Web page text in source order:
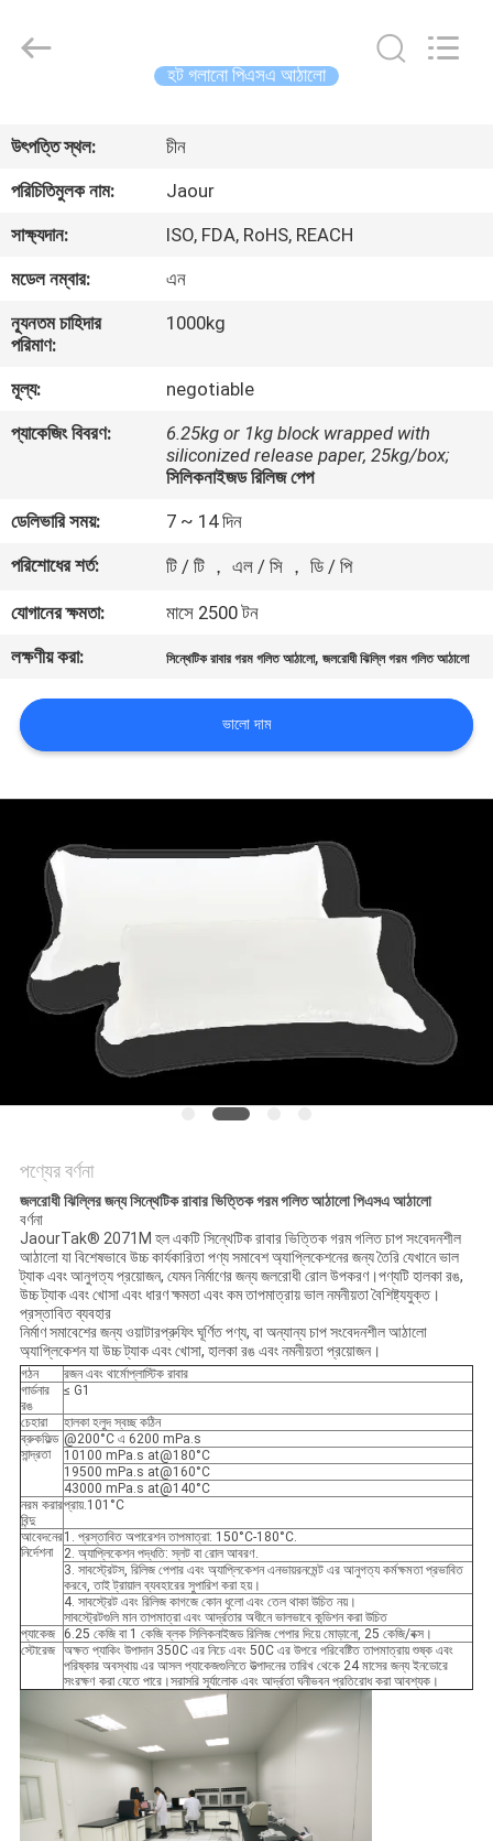
পণ্য
সম্পর্কে
ভ্রমণ
নিয়ন্ত্রণ
সাথে
যোগাযোগ
করুন
মামলা
একটি
উদ্ধৃতি
অনুরোধ
ম্যাপ
গোপনীয়তা
নীতি
Adhesive
Products
হট গলানো পিএসএ আঠালো
উৎপত্তি স্থল:
চীন
পরিচিতিমুলক নাম:
Jaour
সাক্ষ্যদান:
ISO, FDA, RoHS, REACH
মডেল নম্বার:
এন
ন্যূনতম চাহিদার
পরিমাণ:
1000kg
মূল্য:
negotiable
প্যাকেজিং বিবরণ:
6.25kg or 1kg block wrapped with
siliconized release paper, 25kg/box;
সিলিকনাইজড রিলিজ পেপ
ডেলিভারি সময়:
7 ~ 14 দিন
পরিশোধের শর্ত:
টি / টি ， এল / সি ， ডি / পি
যোগানের ক্ষমতা:
মাসে 2500 টন
লক্ষণীয় করা:
সিন্থেটিক রাবার গরম গলিত আঠালো,জলরোধী ঝিল্লি গরম গলিত আঠালো
ভালো দাম
পণ্যের বর্ণনা
জলরোধী ঝিল্লির জন্য সিন্থেটিক রাবার ভিত্তিক গরম গলিত আঠালো পিএসএ আঠালো
বর্ণনা
JaourTak® 2071M হল একটি সিন্থেটিক রাবার ভিত্তিক গরম গলিত চাপ সংবেদনশীল
আঠালো যা বিশেষভাবে উচ্চ কার্যকারিতা পণ্য সমাবেশ অ্যাপ্লিকেশনের জন্য তৈরি যেখানে ভাল
ট্যাক এবং আনুগত্য প্রয়োজন, যেমন নির্মাণের জন্য জলরোধী রোল উপকরণ।পণ্যটি হালকা রঙ,
উচ্চ ট্যাক এবং খোসা এবং ধারণ ক্ষমতা এবং কম তাপমাত্রায় ভাল নমনীয়তা বৈশিষ্ট্যযুক্ত।
প্রস্তাবিত ব্যবহার
নির্মাণ সমাবেশের জন্য ওয়াটারপ্রুফিং ঘূর্ণিত পণ্য, বা অন্যান্য চাপ সংবেদনশীল আঠালো
অ্যাপ্লিকেশন যা উচ্চ ট্যাক এবং খোসা, হালকা রঙ এবং নমনীয়তা প্রয়োজন।
গঠন
রজন এবং থার্মোপ্লাস্টিক রাবার
গার্ডনার
রঙ
≤ G1
চেহারা
হালকা হলুদ স্বচ্ছ কঠিন
ব্রুকফিল্ড
সান্দ্রতা
@200°C এ 6200 mPa.s
10100 mPa.s at@180°C
19500 mPa.s at@160°C
43000 mPa.s at@140°C
নরম করার
বিন্দু
প্রায়.101°C
আবেদনের
নির্দেশনা
1. প্রস্তাবিত অপারেশন তাপমাত্রা: 150°C-180°C.
2. অ্যাপ্লিকেশন পদ্ধতি: স্লট বা রোল আবরণ.
3. সাবস্ট্রেটস, রিলিজ পেপার এবং অ্যাপ্লিকেশন এনভায়রনমেন্ট এর আনুগত্য কর্মক্ষমতা প্রভাবিত
করবে, তাই ট্রায়াল ব্যবহারের সুপারিশ করা হয়।
4. সাবস্ট্রেট এবং রিলিজ কাগজে কোন ধুলো এবং তেল থাকা উচিত নয়।
সাবস্ট্রেটগুলি মান তাপমাত্রা এবং আর্দ্রতার অধীনে ভালভাবে কন্ডিশন করা উচিত
প্যাকেজ
6.25 কেজি বা 1 কেজি ব্লক সিলিকনাইজড রিলিজ পেপার দিয়ে মোড়ানো, 25 কেজি/বক্স।
স্টোরেজ অক্ষত প্যাকিং উপাদান 350C এর নিচে এবং 50C এর উপরে পরিবেষ্টিত তাপমাত্রায় শুষ্ক এবং
পরিষ্কার অবস্থায় এর আসল প্যাকেজগুলিতে উত্পাদনের তারিখ থেকে 24 মাসের জন্য ইনডোরে
সংরক্ষণ করা যেতে পারে।সরাসরি সূর্যালোক এবং আর্দ্রতা ঘনীভবন প্রতিরোধ করা আবশ্যক।